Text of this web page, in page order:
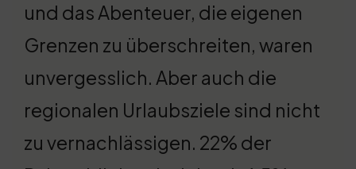
und das Abenteuer, die eigenen
Grenzen zu überschreiten, waren
unvergesslich. Aber auch die
regionalen Urlaubsziele sind nicht
zu vernachlässigen. 22% der